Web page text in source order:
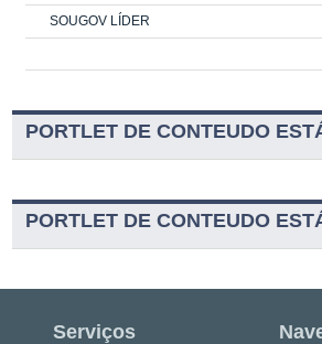
SOUGOV LÍDER
PORTLET DE CONTEUDO
PORTLET DE CONTEUDO
Serviços